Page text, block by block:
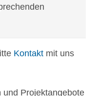
Kontakt mit uns
Projektangebote